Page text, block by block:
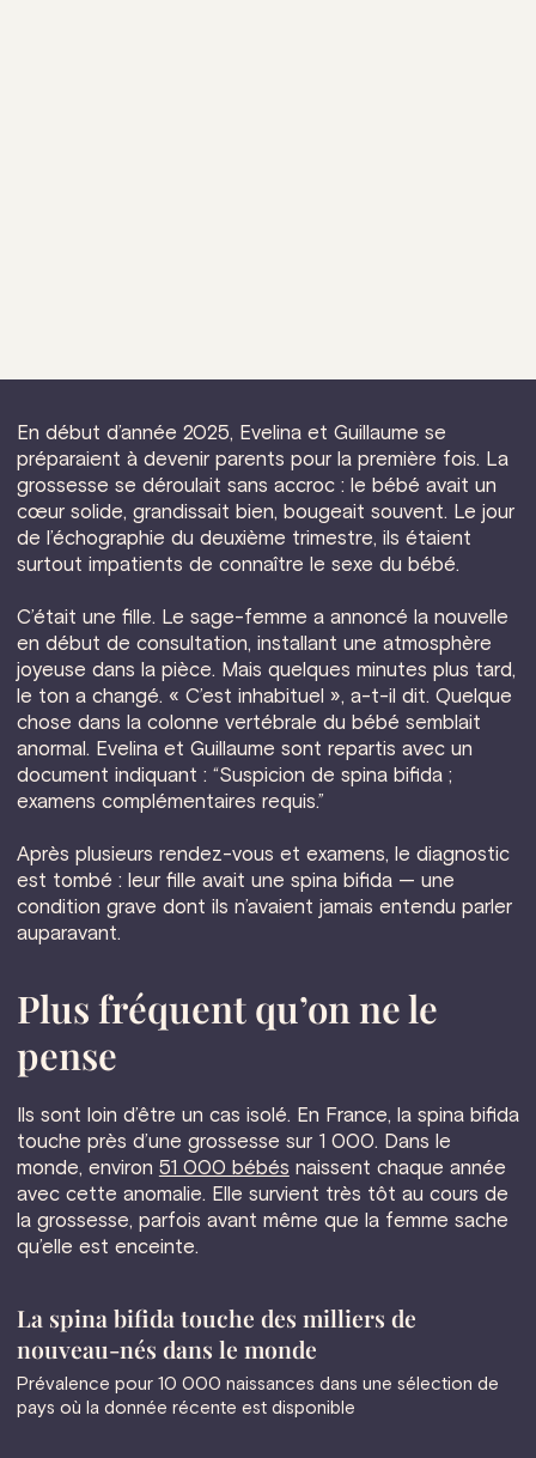
En début d’année 2025, Evelina et Guillaume se
préparaient à devenir parents pour la première fois. La
grossesse se déroulait sans accroc : le bébé avait un
cœur solide, grandissait bien, bougeait souvent. Le jour
de l’échographie du deuxième trimestre, ils étaient
surtout impatients de connaître le sexe du bébé.
C’était une fille. Le sage-femme a annoncé la nouvelle
en début de consultation, installant une atmosphère
joyeuse dans la pièce. Mais quelques minutes plus tard,
le ton a changé. « C’est inhabituel », a-t-il dit. Quelque
chose dans la colonne vertébrale du bébé semblait
anormal. Evelina et Guillaume sont repartis avec un
document indiquant : “Suspicion de spina bifida ;
examens complémentaires requis.”
Après plusieurs rendez-vous et examens, le diagnostic
est tombé : leur fille avait une spina bifida — une
condition grave dont ils n’avaient jamais entendu parler
auparavant.
Plus fréquent qu’on ne le
pense
Ils sont loin d’être un cas isolé. En France, la spina bifida
touche près d’une grossesse sur 1 000. Dans le
monde, environ 51 000 bébés naissent chaque année
avec cette anomalie. Elle survient très tôt au cours de
la grossesse, parfois avant même que la femme sache
qu’elle est enceinte.
La spina bifida touche des milliers de
nouveau-nés dans le monde
Prévalence pour 10 000 naissances dans une sélection de
pays où la donnée récente est disponible